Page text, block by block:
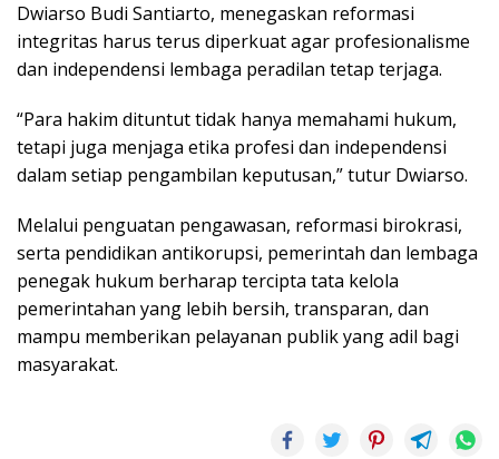
Dwiarso Budi Santiarto, menegaskan reformasi
integritas harus terus diperkuat agar profesionalisme
dan independensi lembaga peradilan tetap terjaga.
“Para hakim dituntut tidak hanya memahami hukum,
tetapi juga menjaga etika profesi dan independensi
dalam setiap pengambilan keputusan,” tutur Dwiarso.
Melalui penguatan pengawasan, reformasi birokrasi,
serta pendidikan antikorupsi, pemerintah dan lembaga
penegak hukum berharap tercipta tata kelola
pemerintahan yang lebih bersih, transparan, dan
mampu memberikan pelayanan publik yang adil bagi
masyarakat.